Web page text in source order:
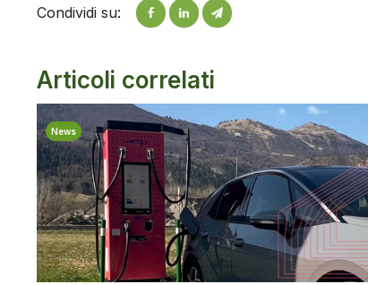
Condividi su:
Articoli correlati
News